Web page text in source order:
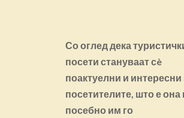
Со оглед дека
посети стануваат сè
поактуелни и интересни
посетителите, што е она
посебно им го